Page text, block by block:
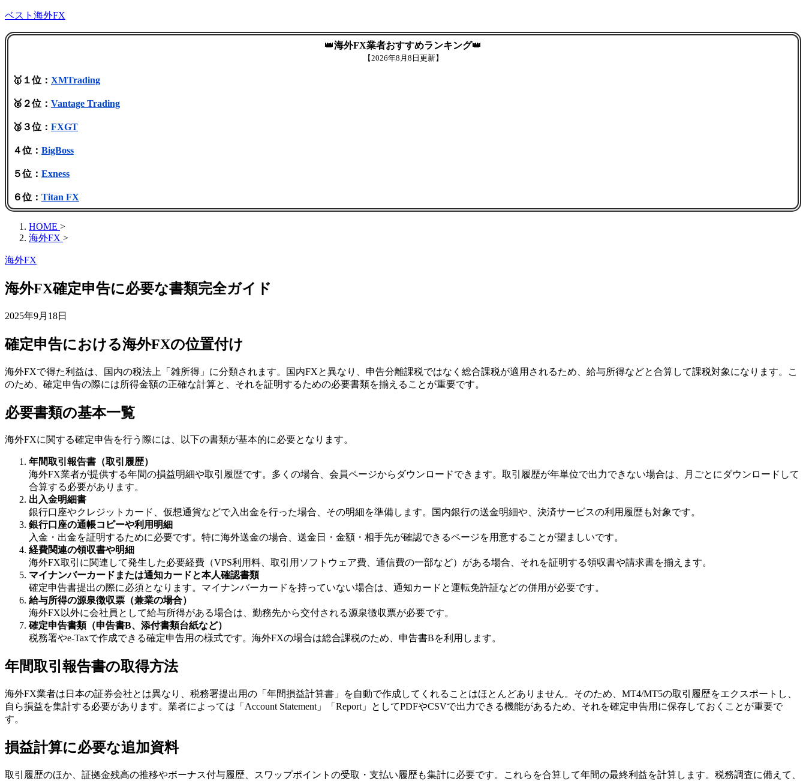
ベスト海外FX
👑海外FX業者おすすめランキング👑
【2026年8月8日更新】
🥇１位： XMTrading
🥈２位： Vantage Trading
🥉３位： FXGT
４位： BigBoss
５位： Exness
６位： Titan FX
HOME >
海外FX >
海外FX
海外FX確定申告に必要な書類完全ガイド
2025年9月18日
確定申告における海外FXの位置付け
海外FXで得た利益は、国内の税法上「雑所得」に分類されます。国内FXと異なり、申告分離課税ではなく総合課税が適用されるため、給与所得などと合算して課税対象になります。こ
のため、確定申告の際には所得金額の正確な計算と、それを証明するための必要書類を揃えることが重要です。
必要書類の基本一覧
海外FXに関する確定申告を行う際には、以下の書類が基本的に必要となります。
年間取引報告書（取引履歴）
海外FX業者が提供する年間の損益明細や取引履歴です。多くの場合、会員ページからダウンロードできます。取引履歴が年単位で出力できない場合は、月ごとにダウンロードして
合算する必要があります。
出入金明細書
銀行口座やクレジットカード、仮想通貨などで入出金を行った場合、その明細を準備します。国内銀行の送金明細や、決済サービスの利用履歴も対象です。
銀行口座の通帳コピーや利用明細
入金・出金を証明するために必要です。特に海外送金の場合、送金日・金額・相手先が確認できるページを用意することが望ましいです。
経費関連の領収書や明細
海外FX取引に関連して発生した必要経費（VPS利用料、取引用ソフトウェア費、通信費の一部など）がある場合、それを証明する領収書や請求書を揃えます。
マイナンバーカードまたは通知カードと本人確認書類
確定申告書提出の際に必須となります。マイナンバーカードを持っていない場合は、通知カードと運転免許証などの併用が必要です。
給与所得の源泉徴収票（兼業の場合）
海外FX以外に会社員として給与所得がある場合は、勤務先から交付される源泉徴収票が必要です。
確定申告書類（申告書B、添付書類台紙など）
税務署やe-Taxで作成できる確定申告用の様式です。海外FXの場合は総合課税のため、申告書Bを利用します。
年間取引報告書の取得方法
海外FX業者は日本の証券会社とは異なり、税務署提出用の「年間損益計算書」を自動で作成してくれることはほとんどありません。そのため、MT4/MT5の取引履歴をエクスポートし、
自ら損益を集計する必要があります。業者によっては「Account Statement」「Report」としてPDFやCSVで出力できる機能があるため、それを確定申告用に保存しておくことが重要で
す。
損益計算に必要な追加資料
取引履歴のほか、証拠金残高の推移やボーナス付与履歴、スワップポイントの受取・支払い履歴も集計に必要です。これらを合算して年間の最終利益を計算します。税務調査に備えて、